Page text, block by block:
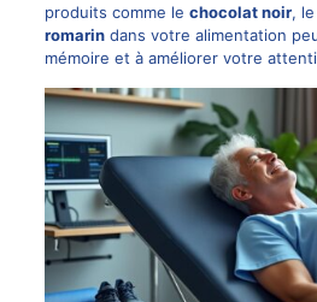
produits comme le chocolat noir, le
romarindans votre alimentation
mémoire et à améliorer votre